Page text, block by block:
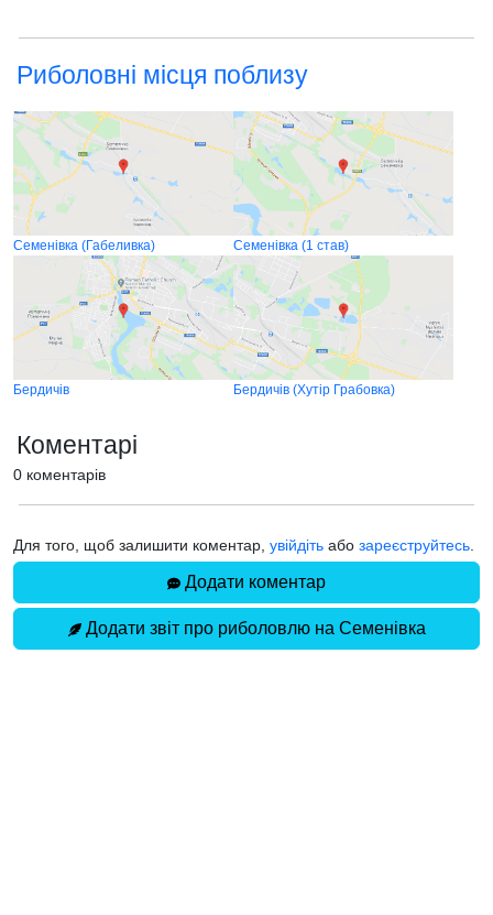
Риболовні місця поблизу
Семенівка (Габеливка) Семенівка (1 став)
Бердичів Бердичів (Хутір Грабовка)
Коментарі
0 коментарів
Для того, щоб залишити коментар, увійдіть або зареєструйтесь
Додати коментар
Додати звіт про риболовлю на Семенівка